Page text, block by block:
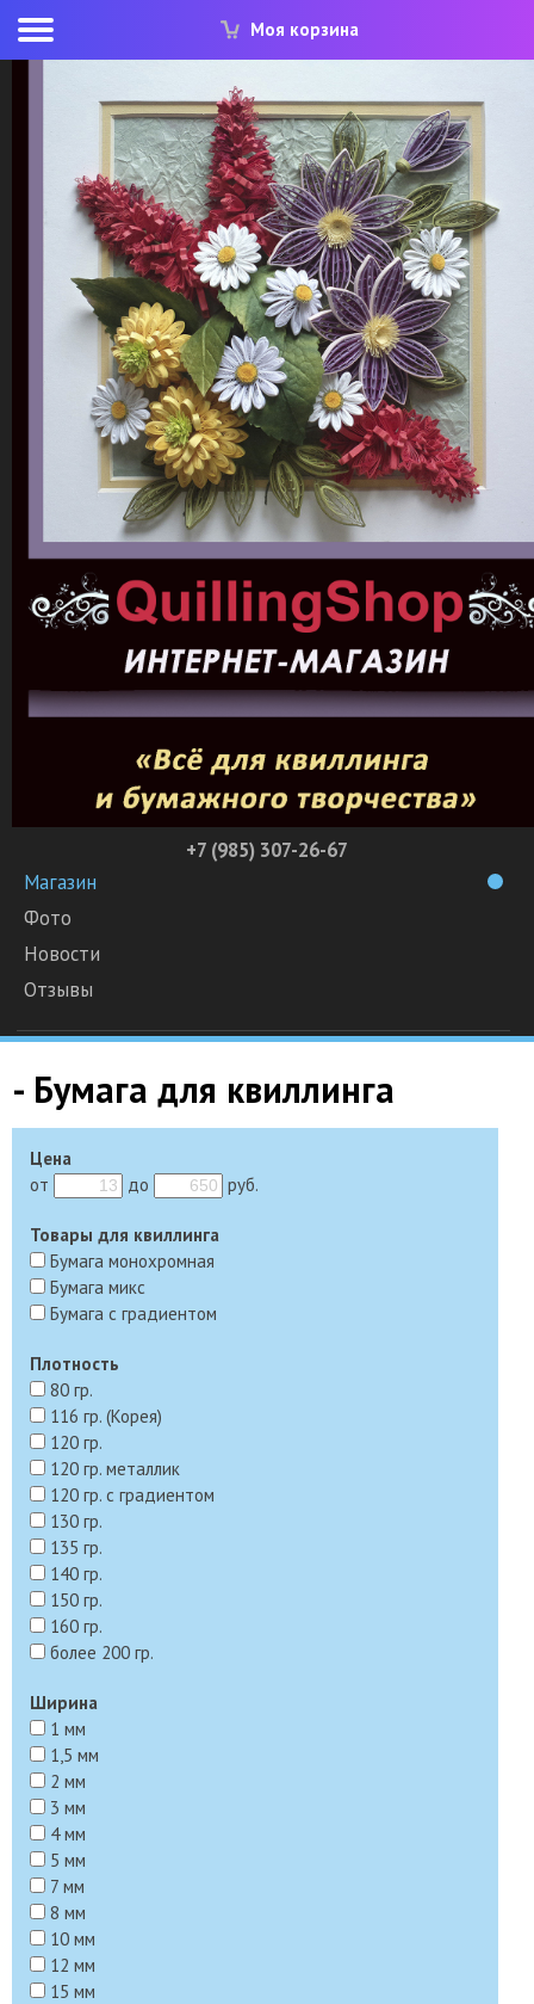
Моя корзина
+7 (985) 307-26-67
Магазин
Фото
Новости
Отзывы
- Бумага для квиллинга
Цена
от
до руб.
Товары для квиллинга
Бумага монохромная
Бумага микс
Бумага с градиентом
Плотность
80 гр.
116 гр. (Корея)
120 гр.
120 гр. металлик
120 гр. с градиентом
130 гр.
135 гр.
140 гр.
150 гр.
160 гр.
более 200 гр.
Ширина
1 мм
1,5 мм
2 мм
3 мм
4 мм
5 мм
7 мм
8 мм
10 мм
12 мм
15 мм